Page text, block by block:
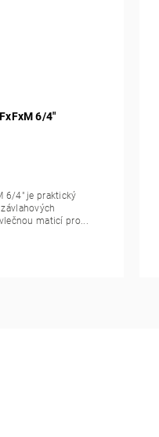
6/4"
6/4" je praktický
maticí pro...